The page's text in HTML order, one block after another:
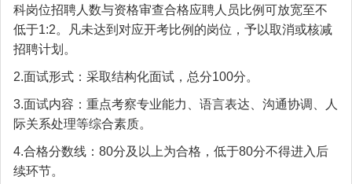
科岗位招聘人数与资格审查合格应聘人员比例可放宽至不
低于1:2。凡未达到对应开考比例的岗位，予以取消或核减
招聘计划。
2.面试形式：采取结构化面试，总分100分。
3.面试内容：重点考察专业能力、语言表达、沟通协调、人
际关系处理等综合素质。
4.合格分数线：80分及以上为合格，低于80分不得进入后
续环节。